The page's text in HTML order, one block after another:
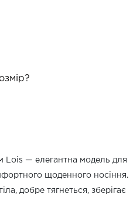
Lois — елегантна модель для
щоденного носіння.
добре тягнеться, зберігає